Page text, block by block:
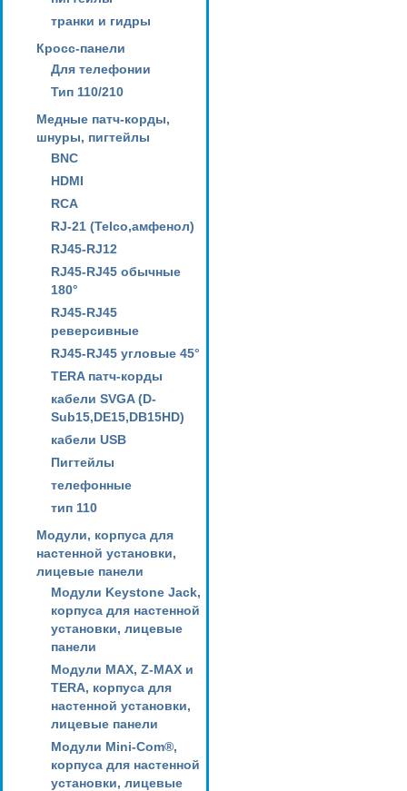
транки и гидры
Кросс-панели
Для телефонии
Тип 110/210
Медные патч-корды,
шнуры, пигтейлы
BNC
HDMI
RCA
RJ-21 (Telco,амфенол)
RJ45-RJ12
RJ45-RJ45 обычные
180°
RJ45-RJ45
реверсивные
RJ45-RJ45 угловые 45°
TERA патч-корды
кабели SVGA (D-
Sub15,DE15,DB15HD)
кабели USB
Пигтейлы
телефонные
тип 110
Модули, корпуса для
настенной установки,
лицевые панели
Модули Keystone Jack,
корпуса для настенной
установки, лицевые
панели
Модули MAX, Z-MAX и
TERA, корпуса для
настенной установки,
лицевые панели
Модули Mini-Com®,
корпуса для настенной
установки, лицевые